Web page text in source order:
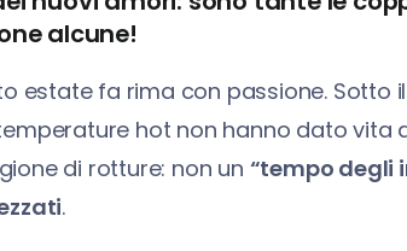
alcune!
estate fa rima con passione. Sotto
hot non hanno dato vita
di rotture: non un “tempo degli
.